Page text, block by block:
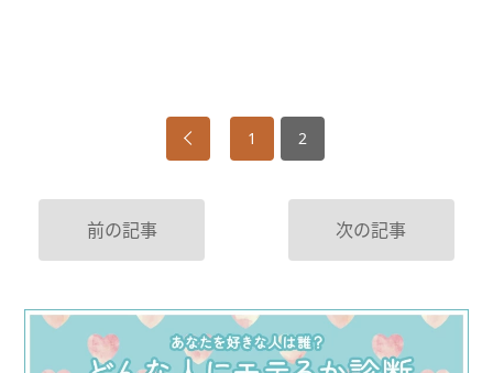
1 2
前の記事 次の記事